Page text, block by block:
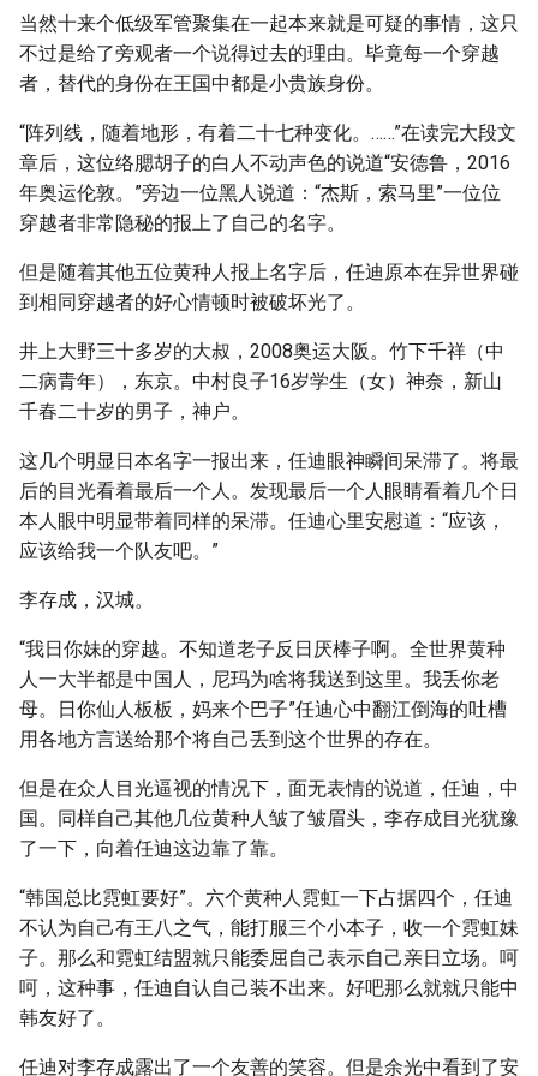
当然十来个低级军管聚集在一起本来就是可疑的事情，这只
不过是给了旁观者一个说得过去的理由。毕竟每一个穿越
者，替代的身份在王国中都是小贵族身份。
“阵列线，随着地形，有着二十七种变化。……”在读完大段文
章后，这位络腮胡子的白人不动声色的说道“安德鲁，2016
年奥运伦敦。”旁边一位黑人说道：“杰斯，索马里”一位位
穿越者非常隐秘的报上了自己的名字。
但是随着其他五位黄种人报上名字后，任迪原本在异世界碰
到相同穿越者的好心情顿时被破坏光了。
井上大野三十多岁的大叔，2008奥运大阪。竹下千祥（中
二病青年），东京。中村良子16岁学生（女）神奈，新山
千春二十岁的男子，神户。
这几个明显日本名字一报出来，任迪眼神瞬间呆滞了。将最
后的目光看着最后一个人。发现最后一个人眼睛看着几个日
本人眼中明显带着同样的呆滞。任迪心里安慰道：“应该，
应该给我一个队友吧。”
李存成，汉城。
“我日你妹的穿越。不知道老子反日厌棒子啊。全世界黄种
人一大半都是中国人，尼玛为啥将我送到这里。我丢你老
母。日你仙人板板，妈来个巴子”任迪心中翻江倒海的吐槽
用各地方言送给那个将自己丢到这个世界的存在。
但是在众人目光逼视的情况下，面无表情的说道，任迪，中
国。同样自己其他几位黄种人皱了皱眉头，李存成目光犹豫
了一下，向着任迪这边靠了靠。
“韩国总比霓虹要好”。六个黄种人霓虹一下占据四个，任迪
不认为自己有王八之气，能打服三个小本子，收一个霓虹妹
子。那么和霓虹结盟就只能委屈自己表示自己亲日立场。呵
呵，这种事，任迪自认自己装不出来。好吧那么就就只能中
韩友好了。
任迪对李存成露出了一个友善的笑容。但是余光中看到了安